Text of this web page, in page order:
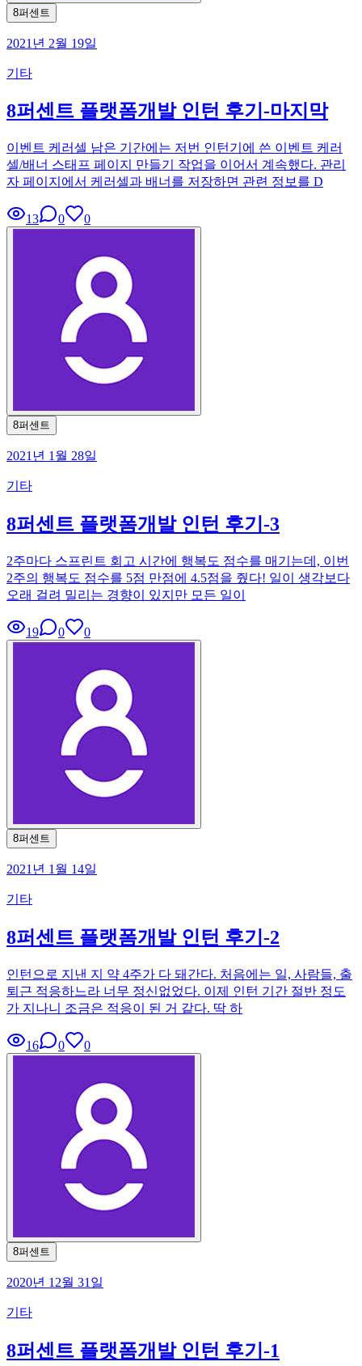
8퍼센트
2021년 2월 19일
기타
8퍼센트 플랫폼개발 인턴 후기-마지막
이벤트 케러셀 남은 기간에는 저번 인턴기에 쓴 이벤트 케러
셀/배너 스태프 페이지 만들기 작업을 이어서 계속했다. 관리
자 페이지에서 케러셀과 배너를 저장하면 관련 정보를 D
13 0 0
8퍼센트
2021년 1월 28일
기타
8퍼센트 플랫폼개발 인턴 후기-3
2주마다 스프린트 회고 시간에 행복도 점수를 매기는데, 이번
2주의 행복도 점수를 5점 만점에 4.5점을 줬다! 일이 생각보다
오래 걸려 밀리는 경향이 있지만 모든 일이
19 0 0
8퍼센트
2021년 1월 14일
기타
8퍼센트 플랫폼개발 인턴 후기-2
인턴으로 지낸 지 약 4주가 다 돼간다. 처음에는 일, 사람들, 출
퇴근 적응하느라 너무 정신없었다. 이제 인턴 기간 절반 정도
가 지나니 조금은 적응이 된 거 같다. 딱 하
16 0 0
8퍼센트
2020년 12월 31일
기타
8퍼센트 플랫폼개발 인턴 후기-1